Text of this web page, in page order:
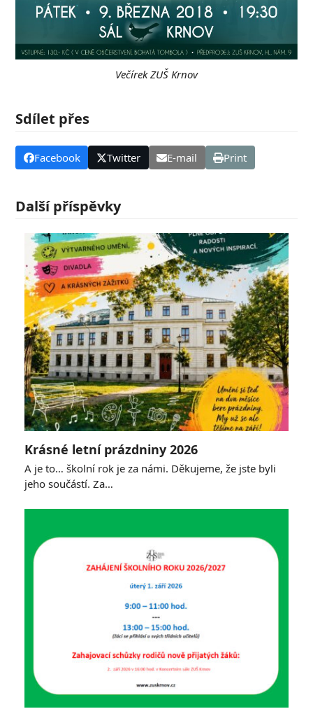
Večírek ZUŠ Krnov
Sdílet přes
Facebook Twitter E-mail Print
Další příspěvky
Krásné letní prázdniny 2026
A je to… školní rok je za námi. Děkujeme, že jste byli
jeho součástí. Za…